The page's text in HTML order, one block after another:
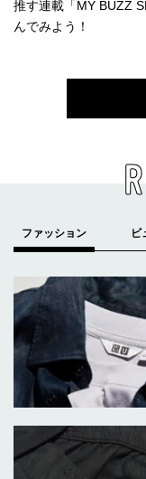
推す連載「MY BUZZ
んでみよう！